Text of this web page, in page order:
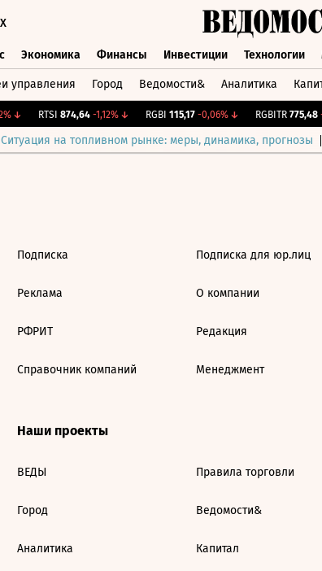
Экономика Финансы Инвестиции Технологии
управления Город Ведомости& Аналитика
↓ RTSI 874,64 -1,12%↓ RGBI 115,17 -0,06%↓ RGBITR 775,48 -
Ситуация на топливном рынке: меры, динамика, прогнозы
Подписка
Реклама
РФРИТ
Справочник компаний
Подписка для юр.лиц
О компании
Редакция
Менеджмент
Наши проекты
ВЕДЫ
Город
Аналитика
Правила торговли
Ведомости&
Капитал